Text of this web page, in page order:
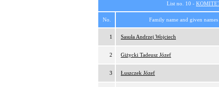
List no. 10 -
No. Family name and given names
1 Sasuła Andrzej Wojciech
2 Giżycki Tadeusz Józef
3 Łuszczek Józef